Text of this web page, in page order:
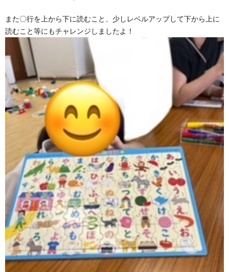
また〇行を上から下に読むこと、少しレベルアップして下から上に
読むこと等にもチャレンジしましたよ！